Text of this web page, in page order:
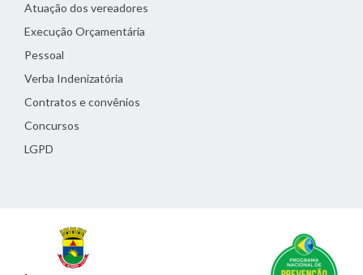
Atuação dos vereadores
Execução Orçamentária
Pessoal
Verba Indenizatória
Contratos e convênios
Concursos
LGPD